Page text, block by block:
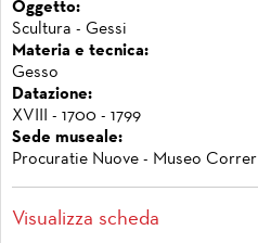
Oggetto:
Scultura - Gessi
Materia e tecnica:
Gesso
Datazione:
XVIII - 1700 - 1799
Sede museale:
Procuratie Nuove - Museo Correr
Visualizza scheda